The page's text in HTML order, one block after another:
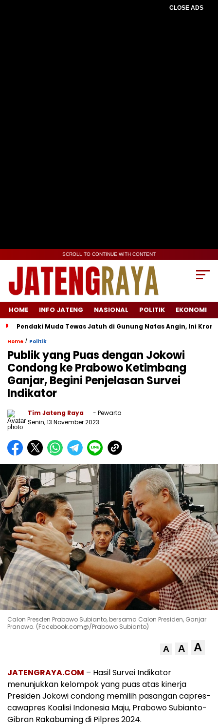
CLOSE ADS
SCROLL TO CONTINUE WITH CONTENT
HOME INFO JATENG NASIONAL POLITIK EKONOMI
Pendaki Muda Tewas Jatuh di Gunung Natas Angin, Ini
Home / Politik
Publik yang Puas dengan Jokowi
Condong ke Prabowo Ketimbang
Ganjar, Begini Penjelasan Survei
Indikator
Tim Jateng Raya
- Pewarta
Senin, 13 November 2023
Calon Presden Prabowo Subianto, bersama Calon Presiden, Ganjar
Pranowo. (Facebook.com@/Prabowo Subianto)
A A A
JATENGRAYA.COM – Hasil Survei Indikator
menunjukkan kelompok yang puas atas kinerja
Presiden Jokowi condong memilih pasangan capres-
cawapres Koalisi Indonesia Maju, Prabowo Subianto-
Gibran Rakabuming di Pilpres 2024.